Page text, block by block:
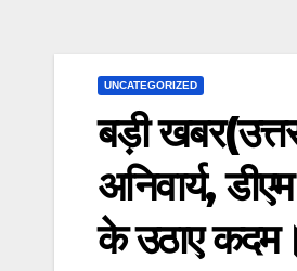
UNCATEGORIZED
बड़ी
अनिवार्य,
के उठाए